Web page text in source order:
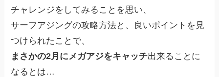
チャレンジをしてみることを思い、
サーフアジングの攻略方法と、良いポイントを見
つけられたことで、
まさかの2月にメガアジをキャッチ出来ることに
なるとは…